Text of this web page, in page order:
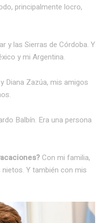
principalmente locro,
y las Sierras de Córdoba. Y
y mi Argentina.
Diana Zazúa, mis amigos
Balbín. Era una persona
Con mi familia,
Y también con mis